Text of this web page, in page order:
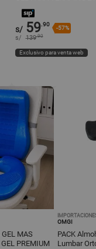
s/ 59.90
-57%
s/ 139.90
Exclusivo para venta web
COJÍN RESPALDAR GEL PREMIUM
OMGI
PACK
Lumbar